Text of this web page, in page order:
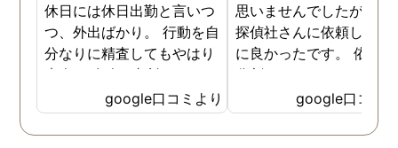
休日には休日出勤と言いつ
つ、外出ばかり。 行動を自
分なりに精査してもやはり
素人。 友人に相談すると、
やはりきちんとした 情報が
大切だと言われこちらの探
偵社さんに依頼しました。
google口コミより
思いませんでしたが つ
探偵社さんに依頼して本
に良かったです。 依頼
分割にして頂いたり、び
くりするような確実な不
証拠を掴んでいただきま
た。何よりも探偵さんた
google口コミ